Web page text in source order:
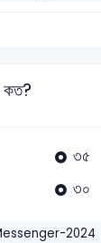
কত?
৩৫
৩০
2024